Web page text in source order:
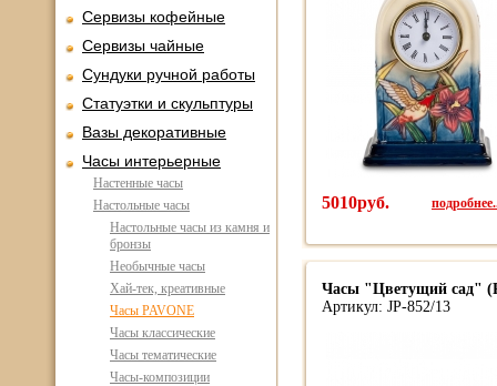
Сервизы кофейные
Сервизы чайные
Сундуки ручной работы
Статуэтки и скульптуры
Вазы декоративные
Часы интерьерные
Настенные часы
Настольные часы
Настольные часы из камня и
бронзы
Необычные часы
Хай-тек, креативные
Часы PAVONE
Часы классические
Часы тематические
Часы-композиции
5010руб.
Часы "Цветущий сад"
Артикул: JP-852/13